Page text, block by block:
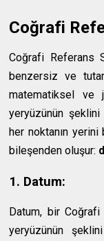
Coğrafi
Coğrafi Referans
benzersiz ve
matematiksel ve
yeryüzünün
her noktanın yerini
bileşenden oluşur:
1. Datum:
Datum, bir
yeryüzünün